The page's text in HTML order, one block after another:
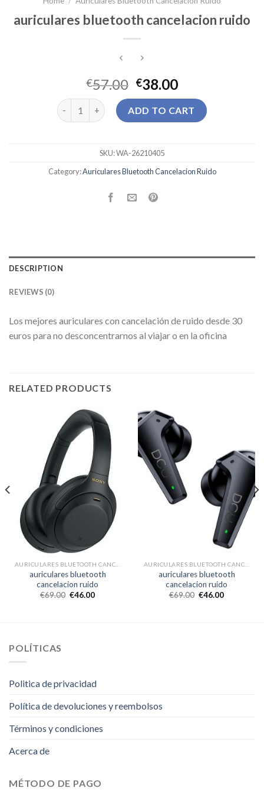
auriculares bluetooth cancelacion ruido
€57.00 €38.00
auriculares bluetooth cancelacion ruido quantity
ADD TO CART
SKU:WA-26210405
Category:Auriculares Bluetooth Cancelacion Ruido
DESCRIPTION
REVIEWS (0)
Los mejores auriculares con cancelación de ruido desde 30
euros para no desconcentrarnos al viajar o en la oficina
RELATED PRODUCTS
auriculares bluetooth
cancelacion ruido
€69.00 €46.00
auriculares bluetooth
cancelacion ruido
€69.00 €46.00
POLÍTICAS
Politica de privacidad
Política de devoluciones y reembolsos
Términos y condiciones
Acerca de
MÉTODO DE PAGO